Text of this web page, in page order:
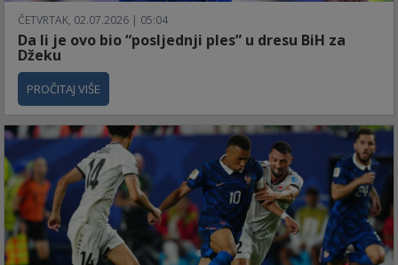
ČETVRTAK, 02.07.2026 | 05:04
Da li je ovo bio “posljednji ples” u dresu BiH za
Džeku
PROČITAJ VIŠE